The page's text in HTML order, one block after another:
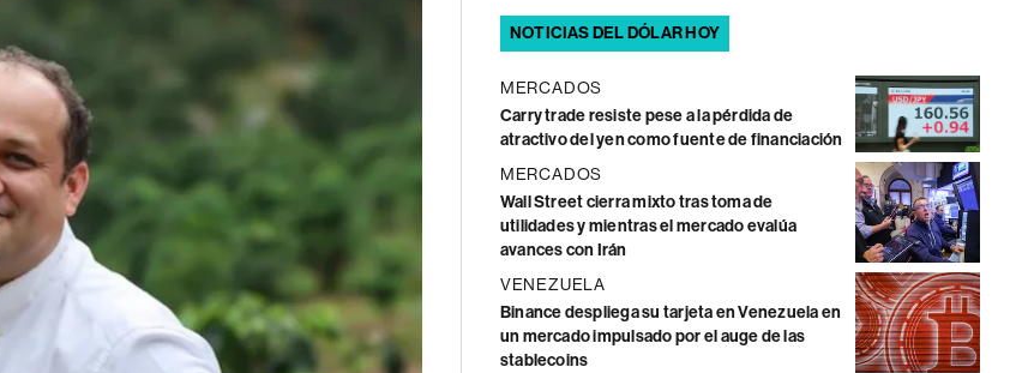
NOTICIAS DEL DÓLAR HOY
MERCADOS
Carry trade resiste pese a la pérdida de
atractivo del yen como fuente de financiación
MERCADOS
Wall Street cierra mixto tras toma de
utilidades y mientras el mercado evalúa
avances con Irán
VENEZUELA
Binance despliega su tarjeta en Venezuela en
un mercado impulsado por el auge de las
stablecoins